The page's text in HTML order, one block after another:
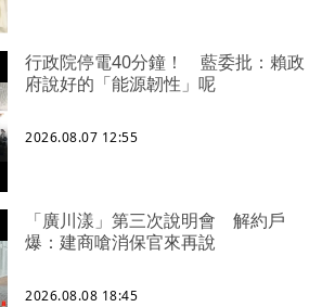
行政院停電40分鐘！ 藍委批：賴政
府說好的「能源韌性」呢
2026.08.07 12:55
「廣川漾」第三次說明會 解約戶
爆：建商嗆消保官來再說
2026.08.08 18:45